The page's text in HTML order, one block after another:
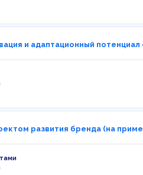
и адаптационный потенциал
развития бренда (на